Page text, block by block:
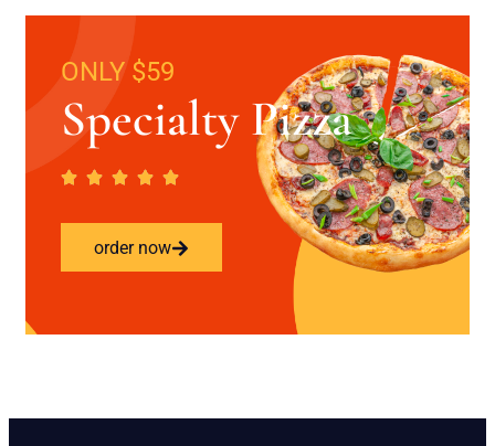
ONLY $59
Specialty Pizza
order now